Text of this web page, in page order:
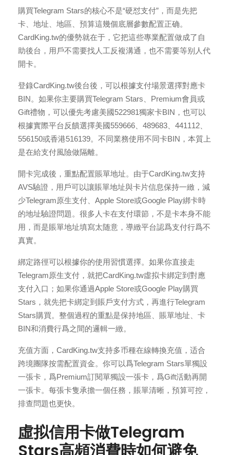
購買Telegram Stars的核心不是“硬怼支付”，而是先把
卡、地址、地區、預算這幾個底層參數配置正确。
CardKing.tw的優勢就在于，它把這些專業配置做成了自
助後台，用戶不需要找人工反複溝通，也不需要等别人代
開卡。
登錄CardKing.tw後台後，可以根據支付場景選擇對應卡
BIN。如果你主要購買Telegram Stars、Premium會員或
Gift禮物，可以優先考慮美國522981獨家卡BIN，也可以
根據實際平台反饋選擇美國559666、489683、441112、
556150或香港516139。不同業務使用不同卡BIN，本質上
是在給支付風險做隔離。
開卡完成後，重點配置賬單地址。由于CardKing.tw支持
AVS驗證，用戶可以讓賬單地址與卡片信息保持一緻，減
少Telegram原生支付、Apple Store或Google Play綁卡時
的地址驗證問題。很多人卡在支付環節，不是卡本身不能
用，而是賬單地址填寫太随意，導緻平台認爲支付行爲不
真實。
綁定路徑可以根據你的使用習慣選擇。如果你直接走
Telegram原生支付，就把CardKing.tw虛拟卡綁定到對應
支付入口；如果你通過Apple Store或Google Play購買
Stars，就先把卡綁定到賬戶支付方式，再進行Telegram
Stars購買。整個過程的重點是保持地區、賬單地址、卡
BIN和消費行爲之間的邏輯一緻。
充值方面，CardKing.tw支持多币種在線轉換充值，适合
跨境團隊按需配置資金。你可以爲Telegram Stars單獨設
一張卡，爲Premium訂閱單獨設一張卡，爲Gift活動再開
一張卡。每張卡隻承擔一個任務，賬單清晰，預算可控，
排查問題也更快。
虛拟信用卡做Telegram